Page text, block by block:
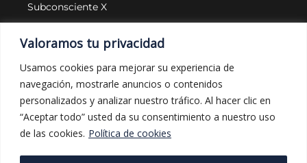
Valoramos tu privacidad
Usamos cookies para mejorar su experiencia de
navegación, mostrarle anuncios o contenidos
personalizados y analizar nuestro tráfico. Al hacer clic en
“Aceptar todo” usted da su consentimiento a nuestro uso
de las cookies. Política de cookies
Subconsciente X
LEGAL Y PROTECCIÓN
Aviso legal
Política de privacidad
Política de cookies